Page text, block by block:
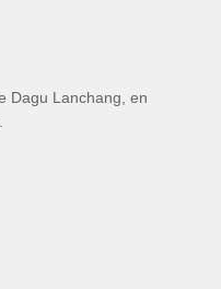
Dagu Lanchang, en